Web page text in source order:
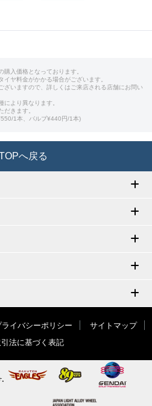
購入価格となっております。
ヤ料金がかかる場合がございます。
ざいますので、詳しくはご来店される店舗にお問い
により異なります。
きます。
1本、バルブ¥440円/1本)
へ戻る
ライバシーポリシー
サイトマップ
法に基づく表記